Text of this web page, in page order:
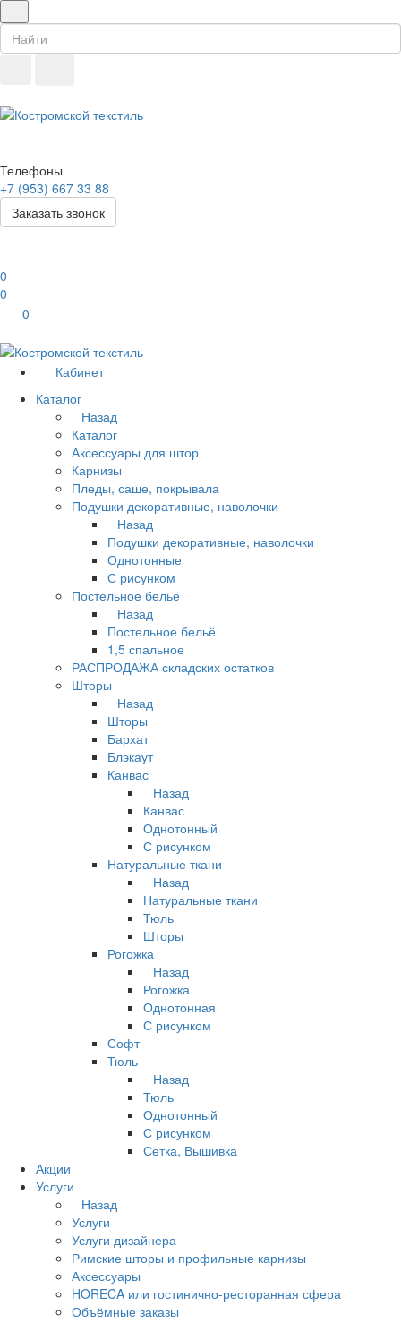
Телефоны
+7 (953) 667 33 88
Заказать звонок
0
0
0
Кабинет
Каталог
Назад
Каталог
Аксессуары для штор
Карнизы
Пледы, саше, покрывала
Подушки декоративные, наволочки
Назад
Подушки декоративные, наволочки
Однотонные
С рисунком
Постельное бельё
Назад
Постельное бельё
1,5 спальное
РАСПРОДАЖА складских остатков
Шторы
Назад
Шторы
Бархат
Блэкаут
Канвас
Назад
Канвас
Однотонный
С рисунком
Натуральные ткани
Назад
Натуральные ткани
Тюль
Шторы
Рогожка
Назад
Рогожка
Однотонная
С рисунком
Софт
Тюль
Назад
Тюль
Однотонный
С рисунком
Сетка, Вышивка
Акции
Услуги
Назад
Услуги
Услуги дизайнера
Римские шторы и профильные карнизы
Аксессуары
HORECA или гостинично-ресторанная сфера
Объёмные заказы